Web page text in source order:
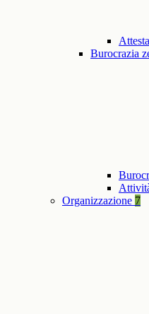
Burocrazia
Organizzazione 7